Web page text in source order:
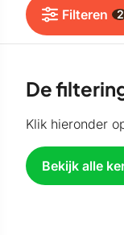
Filteren 2
De
Klik hieronder
Bekijk alle